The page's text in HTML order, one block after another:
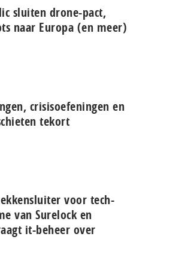
sluiten drone-pact,
naar Europa (en meer)
crisisoefeningen en
tekort
voor tech-
van Surelock en
it-beheer over